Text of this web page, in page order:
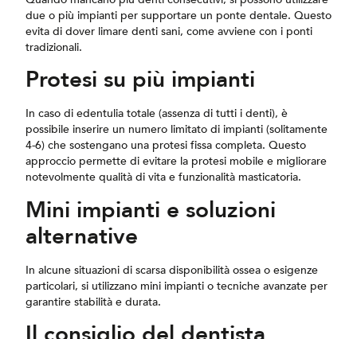
due o più impianti per supportare un ponte dentale. Questo
evita di dover limare denti sani, come avviene con i ponti
tradizionali.
Protesi su più impianti
In caso di edentulia totale (assenza di tutti i denti), è
possibile inserire un numero limitato di impianti (solitamente
4-6) che sostengano una protesi fissa completa. Questo
approccio permette di evitare la protesi mobile e migliorare
notevolmente qualità di vita e funzionalità masticatoria.
Mini impianti e soluzioni
alternative
In alcune situazioni di scarsa disponibilità ossea o esigenze
particolari, si utilizzano mini impianti o tecniche avanzate per
garantire stabilità e durata.